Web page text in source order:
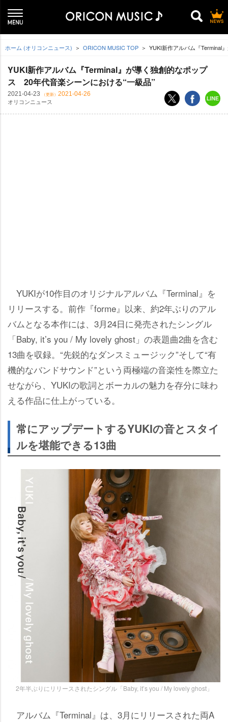
ホーム (オリコンニュース) ORICON MUSIC TOP YUKI新作アルバム『Terminal
YUKI新作アルバム『Terminal』が導く独創的なポップ
ス 20年代音楽シーンにおける“一級品”
2021-04-23 （更新） 2021-04-26
オリコンニュース
YUKIが10作目のオリジナルアルバム『Terminal』を
リリースする。前作『forme』以来、約2年ぶりのアル
バムとなる本作には、3月24日に発売されたシングル
「Baby, it’s you / My lovely ghost」の表題曲2曲を含む
13曲を収録。“先鋭的なダンスミュージック”そして“有
機的なバンドサウンド”という両極端の音楽性を際立た
せながら、YUKIの歌詞とボーカルの魅力を存分に味わ
える作品に仕上がっている。
常にアップデートするYUKIの音とスタイ
ルを堪能できる13曲
2年半ぶりにリリースされたシングル「Baby, it’s you / My lovely ghost」
アルバム『Terminal』は、3月にリリースされた両A